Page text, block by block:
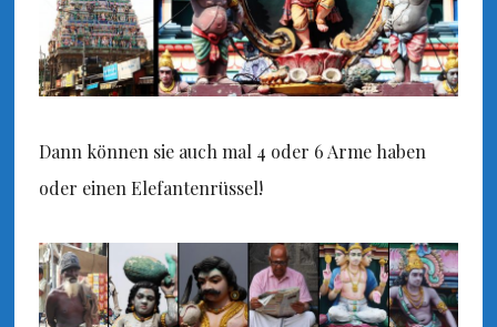
Dann können sie auch mal 4 oder 6 Arme haben
oder einen Elefantenrüssel!